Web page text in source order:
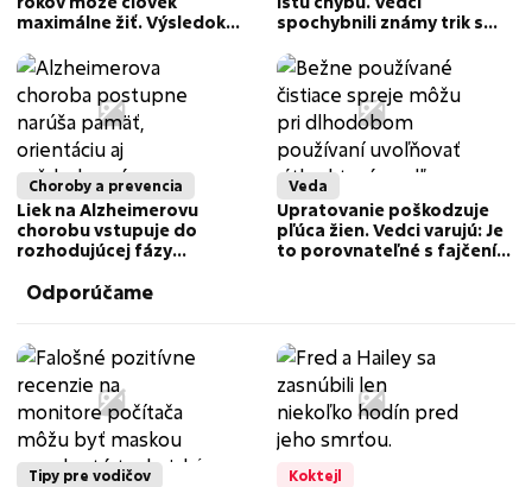
maximálne žiť. Výsledok
spochybnili známy trik s
Choroby a prevencia
Liek na Alzheimerovu
chorobu vstupuje do
rozhodujúcej fázy
by mohol zabrániť
demencii ešte pred prvými
Veda
Upratovanie poškodzuje
pľúca žien. Vedci varujú: Je
to porovnateľné s fajčením
Odporúčame
Tipy pre vodičov Koktejl